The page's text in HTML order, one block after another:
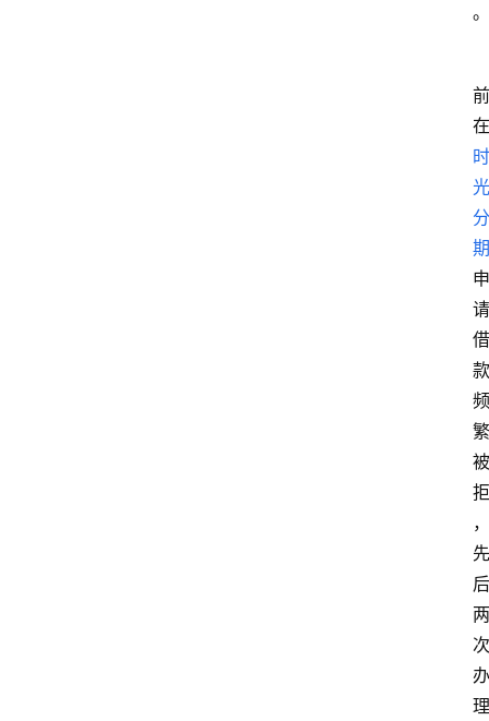
。
前
在
时
光
分
期
申
请
借
款
频
繁
被
拒
，
先
后
两
次
办
理